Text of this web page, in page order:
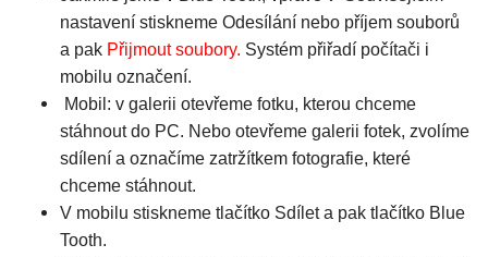
nastavení stiskneme Odesílání nebo příjem souborů
a pak Přijmout soubory. Systém přiřadí počítači i
mobilu označení.
Mobil: v galerii otevřeme fotku, kterou chceme
stáhnout do PC. Nebo otevřeme galerii fotek, zvolíme
sdílení a označíme zatržítkem fotografie, které
chceme stáhnout.
V mobilu stiskneme tlačítko Sdílet a pak tlačítko Blue
Tooth.